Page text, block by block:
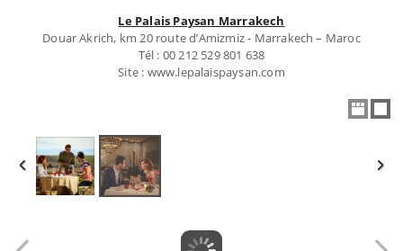
Le Palais Paysan Marrakech
Douar Akrich, km 20 route d’Amizmiz - Marrakech – Maroc
Tél : 00 212 529 801 638
Site : www.lepalaispaysan.com